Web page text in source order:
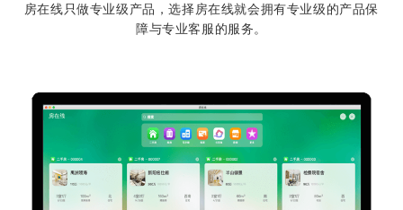
房在线只做专业级产品，选择房在线就会拥有专业级的产品保
障与专业客服的服务。